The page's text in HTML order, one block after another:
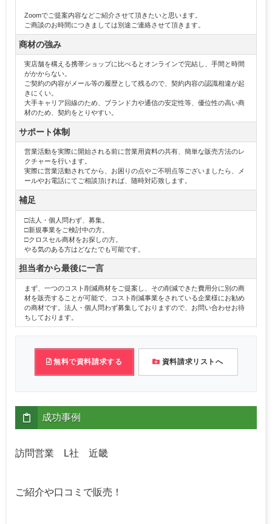
Zoomでご提案内容などご紹介させて頂きたいと思います。
ご商談のお時間につきましては別途ご連絡させて頂きます。
商材の強み
実店舗を構える携帯ショップに比べるとオンラインで完結し、手間と時間
がかからない。
ご契約の内容がメール等の履歴として残るので、契約内容の認識相違が起
きにくい。
大手キャリア回線のため、ブランド力や通信の安定性等、優位性の高い商
材のため、契約をとりやすい。
サポート体制
営業活動を実際に開始される前に営業用資料の共有、簡単な販売方法のレ
クチャーを行います。
実際に営業活動されてから、お困りの点やご不明点等ございましたら、メ
ールやお電話にてご相談頂ければ、随時対応致します。
補足
□法人・個人問わず、募集。
□新規事業をご検討中の方。
□クロスセル商材をお探しの方。
やる気のある方はどなたでも可能です。
担当者から最後に一言
まず、一つのコスト削減商材をご提案し、その削減できた費用分に別の商
材を販売することが可能で、コスト削減事業をされている企業様にお勧め
の商材です。法人・個人問わず募集しておりますので、お問い合わせお待
ちしております。
無料で資料請求する 資料請求リストへ
成功事例
訪問営業 L社 近畿
ご紹介や口コミで販売！